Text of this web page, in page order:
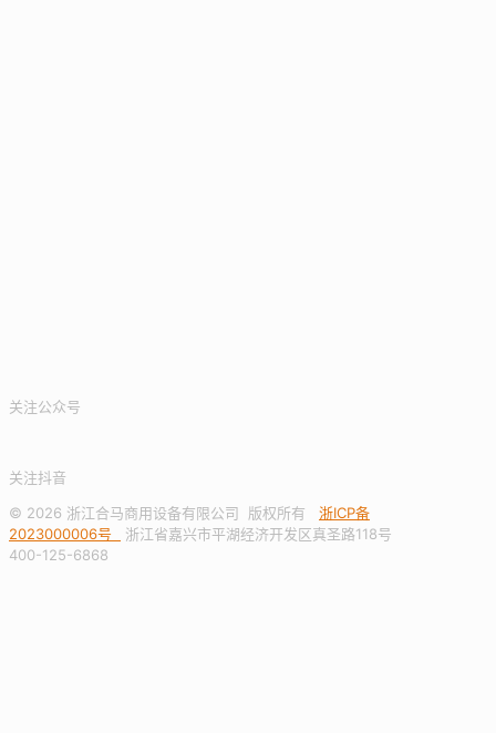
关注公众号
关注抖音
© 2026 浙江合马商用设备有限公司 版权所有 浙ICP备
2023000006号
浙江省嘉兴市平湖经济开发区真圣路118号
400-125-6868